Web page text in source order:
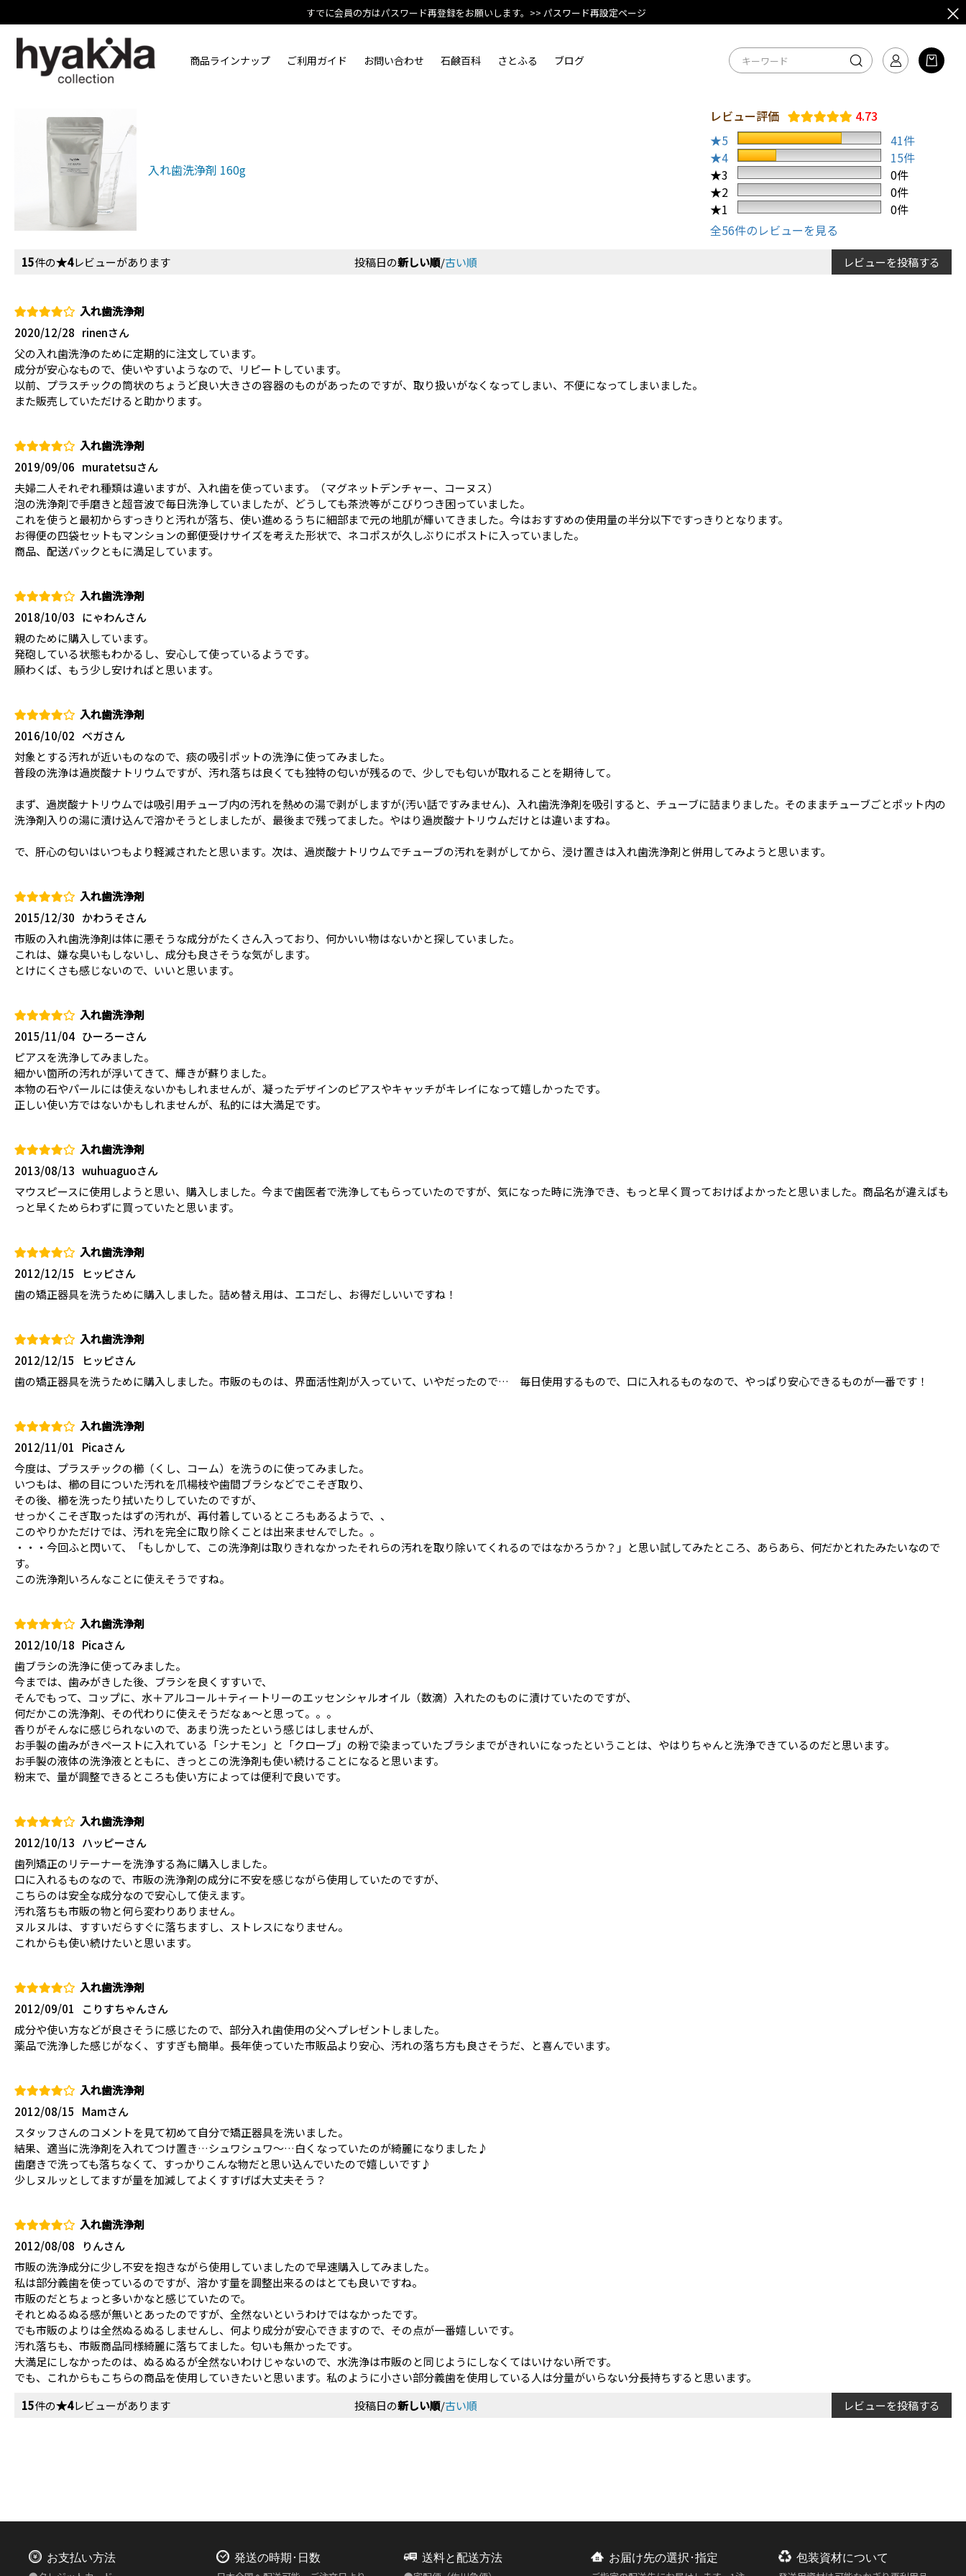
すでに会員の方はパスワード再登録をお願いします。 >> パスワード再設定ページ
商品ラインナップ ご利用ガイド お問い合わせ 石鹸百科 さとふる ブログ
入れ歯洗浄剤 160g
レビュー評価
4.73
★5
41件
★4
15件
★3
0件
★2
0件
★1
0件
全56件のレビューを見る
15件の★4レビューがあります 投稿日の新しい順/古い順 レビューを投稿する
入れ歯洗浄剤
rinenさん
2020/12/28
父の入れ歯洗浄のために定期的に注文しています。
成分が安心なもので、使いやすいようなので、リピートしています。
以前、プラスチックの筒状のちょうど良い大きさの容器のものがあったのですが、取り扱いがなくなってしまい、不便になってしまいました。
また販売していただけると助かります。
入れ歯洗浄剤
muratetsuさん
2019/09/06
夫婦二人それぞれ種類は違いますが、入れ歯を使っています。（マグネットデンチャー、コーヌス）
泡の洗浄剤で手磨きと超音波で毎日洗浄していましたが、どうしても茶渋等がこびりつき困っていました。
これを使うと最初からすっきりと汚れが落ち、使い進めるうちに細部まで元の地肌が輝いてきました。今はおすすめの使用量の半分以下ですっきりとなります。
お得便の四袋セットもマンションの郵便受けサイズを考えた形状で、ネコポスが久しぶりにポストに入っていました。
商品、配送パックともに満足しています。
入れ歯洗浄剤
にゃわんさん
2018/10/03
親のために購入しています。
発砲している状態もわかるし、安心して使っているようです。
願わくば、もう少し安ければと思います。
入れ歯洗浄剤
ベガさん
2016/10/02
対象とする汚れが近いものなので、痰の吸引ポットの洗浄に使ってみました。
普段の洗浄は過炭酸ナトリウムですが、汚れ落ちは良くても独特の匂いが残るので、少しでも匂いが取れることを期待して。
まず、過炭酸ナトリウムでは吸引用チューブ内の汚れを熱めの湯で剥がしますが(汚い話ですみません)、入れ歯洗浄剤を吸引すると、チューブに詰まりました。そのままチューブごとポット内の
洗浄剤入りの湯に漬け込んで溶かそうとしましたが、最後まで残ってました。やはり過炭酸ナトリウムだけとは違いますね。
で、肝心の匂いはいつもより軽減されたと思います。次は、過炭酸ナトリウムでチューブの汚れを剥がしてから、浸け置きは入れ歯洗浄剤と併用してみようと思います。
入れ歯洗浄剤
かわうそさん
2015/12/30
市販の入れ歯洗浄剤は体に悪そうな成分がたくさん入っており、何かいい物はないかと探していました。
これは、嫌な臭いもしないし、成分も良さそうな気がします。
とけにくさも感じないので、いいと思います。
入れ歯洗浄剤
ひーろーさん
2015/11/04
ピアスを洗浄してみました。
細かい箇所の汚れが浮いてきて、輝きが蘇りました。
本物の石やパールには使えないかもしれませんが、凝ったデザインのピアスやキャッチがキレイになって嬉しかったです。
正しい使い方ではないかもしれませんが、私的には大満足です。
入れ歯洗浄剤
wuhuaguoさん
2013/08/13
マウスピースに使用しようと思い、購入しました。今まで歯医者で洗浄してもらっていたのですが、気になった時に洗浄でき、もっと早く買っておけばよかったと思いました。商品名が違えばも
っと早くためらわずに買っていたと思います。
入れ歯洗浄剤
ヒッピさん
2012/12/15
歯の矯正器具を洗うために購入しました。詰め替え用は、エコだし、お得だしいいですね！
入れ歯洗浄剤
ヒッピさん
2012/12/15
歯の矯正器具を洗うために購入しました。市販のものは、界面活性剤が入っていて、いやだったので… 毎日使用するもので、口に入れるものなので、やっぱり安心できるものが一番です！
入れ歯洗浄剤
Picaさん
2012/11/01
今度は、プラスチックの櫛（くし、コーム）を洗うのに使ってみました。
いつもは、櫛の目についた汚れを爪楊枝や歯間ブラシなどでこそぎ取り、
その後、櫛を洗ったり拭いたりしていたのですが、
せっかくこそぎ取ったはずの汚れが、再付着しているところもあるようで、、
このやりかただけでは、汚れを完全に取り除くことは出来ませんでした。。
・・・今回ふと閃いて、「もしかして、この洗浄剤は取りきれなかったそれらの汚れを取り除いてくれるのではなかろうか？」と思い試してみたところ、あらあら、何だかとれたみたいなので
す。
この洗浄剤いろんなことに使えそうですね。
入れ歯洗浄剤
Picaさん
2012/10/18
歯ブラシの洗浄に使ってみました。
今までは、歯みがきした後、ブラシを良くすすいで、
そんでもって、コップに、水＋アルコール＋ティートリーのエッセンシャルオイル（数滴）入れたのものに漬けていたのですが、
何だかこの洗浄剤、その代わりに使えそうだなぁ～と思って。。。
香りがそんなに感じられないので、あまり洗ったという感じはしませんが、
お手製の歯みがきペーストに入れている「シナモン」と「クローブ」の粉で染まっていたブラシまでがきれいになったということは、やはりちゃんと洗浄できているのだと思います。
お手製の液体の洗浄液とともに、きっとこの洗浄剤も使い続けることになると思います。
粉末で、量が調整できるところも使い方によっては便利で良いです。
入れ歯洗浄剤
ハッピーさん
2012/10/13
歯列矯正のリテーナーを洗浄する為に購入しました。
口に入れるものなので、市販の洗浄剤の成分に不安を感じながら使用していたのですが、
こちらのは安全な成分なので安心して使えます。
汚れ落ちも市販の物と何ら変わりありません。
ヌルヌルは、すすいだらすぐに落ちますし、ストレスになりません。
これからも使い続けたいと思います。
入れ歯洗浄剤
こりすちゃんさん
2012/09/01
成分や使い方などが良さそうに感じたので、部分入れ歯使用の父へプレゼントしました。
薬品で洗浄した感じがなく、すすぎも簡単。長年使っていた市販品より安心、汚れの落ち方も良さそうだ、と喜んでいます。
入れ歯洗浄剤
Mamさん
2012/08/15
スタッフさんのコメントを見て初めて自分で矯正器具を洗いました。
結果、適当に洗浄剤を入れてつけ置き…シュワシュワ～…白くなっていたのが綺麗になりました♪
歯磨きで洗っても落ちなくて、すっかりこんな物だと思い込んでいたので嬉しいです♪
少しヌルッとしてますが量を加減してよくすすげば大丈夫そう？
入れ歯洗浄剤
りんさん
2012/08/08
市販の洗浄成分に少し不安を抱きながら使用していましたので早速購入してみました。
私は部分義歯を使っているのですが、溶かす量を調整出来るのはとても良いですね。
市販のだとちょっと多いかなと感じていたので。
それとぬるぬる感が無いとあったのですが、全然ないというわけではなかったです。
でも市販のよりは全然ぬるぬるしませんし、何より成分が安心できますので、その点が一番嬉しいです。
汚れ落ちも、市販商品同様綺麗に落ちてました。匂いも無かったです。
大満足にしなかったのは、ぬるぬるが全然ないわけじゃないので、水洗浄は市販のと同じようにしなくてはいけない所です。
でも、これからもこちらの商品を使用していきたいと思います。私のように小さい部分義歯を使用している人は分量がいらない分長持ちすると思います。
15件の★4レビューがあります 投稿日の新しい順/古い順 レビューを投稿する
お支払い方法 発送の時期･日数 送料と配送方法 お届け先の選択･指定 包装資材について